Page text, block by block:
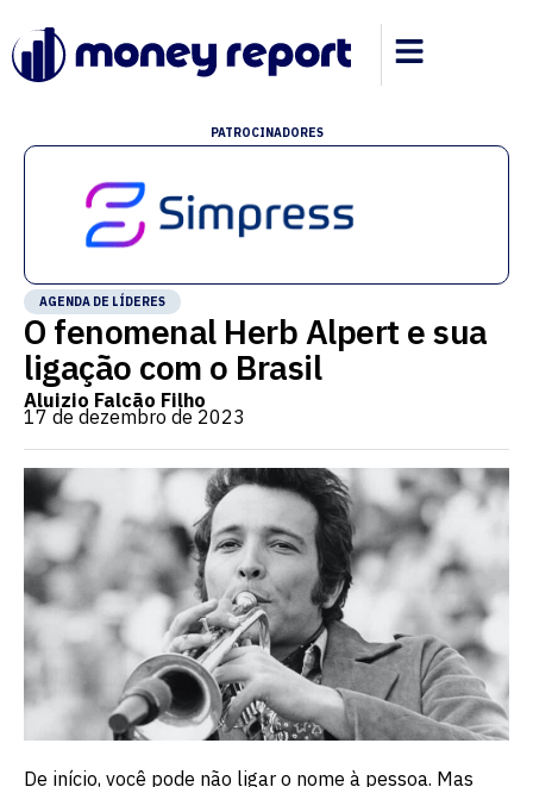
PATROCINADORES
AGENDA DE LÍDERES
O fenomenal Herb Alpert e sua
ligação com o Brasil
Aluizio Falcão Filho
17 de dezembro de 2023
De início, você pode não ligar o nome à pessoa. Mas